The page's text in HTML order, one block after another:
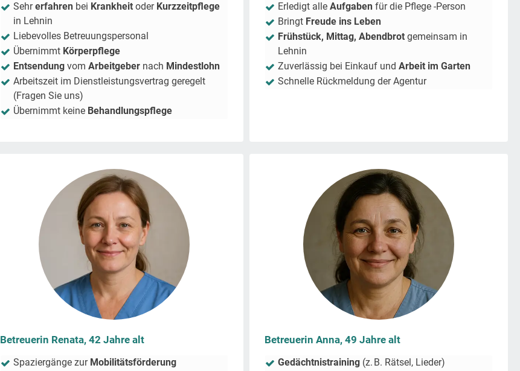
Sehrerfahren bei Krankheit oder Kurzzeitpflege
in Lehnin
Liebevolles Betreuungspersonal
Übernimmt Körperpflege
Entsendung vom Arbeitgeber nach Mindestlohn
Arbeitszeit im Dienstleistungsvertrag geregelt
(Fragen Sie uns)
Übernimmt keine Behandlungspflege
Erledigt alle Aufgaben für die Pflege -Person
Bringt Freude ins Leben
Frühstück, Mittag, Abendbrot gemeinsam in
Lehnin
Zuverlässig bei Einkauf und Arbeit im Garten
Schnelle Rückmeldung der Agentur
Betreuerin Renata, 42 Jahre alt
Spaziergänge zur Mobilitätsförderung
Betreuerin Anna, 49 Jahre alt
Gedächtnistraining (z. B. Rätsel, Lieder)